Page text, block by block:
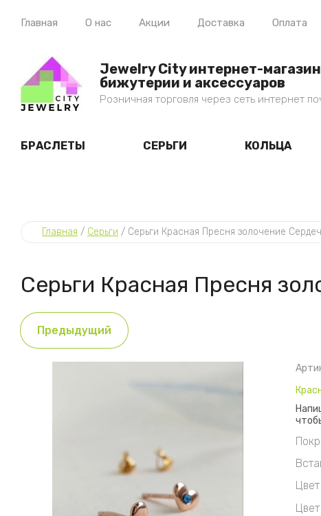
Главная О нас Акции Доставка Оплата
Jewelry City интернет-магазин
бижутерии и аксессуаров
Розничная торговля через сеть интернет
БРАСЛЕТЫ СЕРЬГИ КОЛЬЦА
Главная / Серьги / Серьги Красная Пресня золочение
Серьги Красная Пресня
Предыдущий